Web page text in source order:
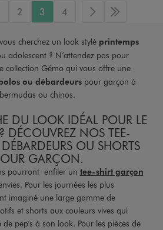
2 3 4 Page suivante
Dernière
cherchez un look stylé printemps
adolescent ? N’attendez pas pour
collection Gémo qui vous offre une
ou débardeurspour garçon à
ou chinos.
DU LOOK IDÉAL POUR LE
DÉCOUVREZ NOS TEE-
OU SHORTS
GARÇON.
pourront enfiler un tee-shirt garçon
Pour les journées les plus
imaginé une large gamme de
et shorts aux couleurs vives qui
pep’s à son look. Pour les pièces de